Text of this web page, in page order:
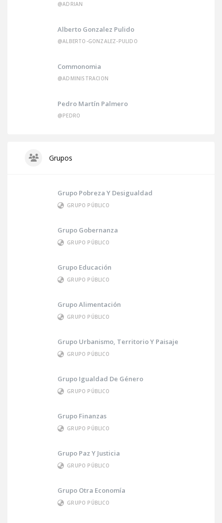
@ADRIAN
Alberto Gonzalez Pulido
@ALBERTO-GONZALEZ-PULIDO
Commonomia
@ADMINISTRACION
Pedro Martín Palmero
@PEDRO
Grupos
Grupo Pobreza Y Desigualdad
GRUPO PÚBLICO
Grupo Gobernanza
GRUPO PÚBLICO
Grupo Educación
GRUPO PÚBLICO
Grupo Alimentación
GRUPO PÚBLICO
Grupo Urbanismo, Territorio Y Paisaje
GRUPO PÚBLICO
Grupo Igualdad De Género
GRUPO PÚBLICO
Grupo Finanzas
GRUPO PÚBLICO
Grupo Paz Y Justicia
GRUPO PÚBLICO
Grupo Otra Economía
GRUPO PÚBLICO